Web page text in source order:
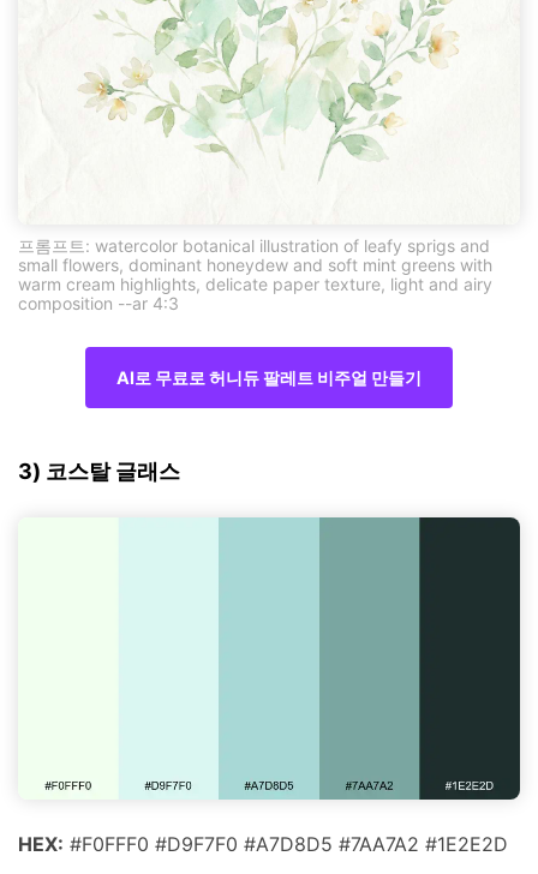
프롬프트: watercolor botanical illustration of leafy sprigs and
small flowers, dominant honeydew and soft mint greens with
warm cream highlights, delicate paper texture, light and airy
composition --ar 4:3
AI로 무료로 허니듀 팔레트 비주얼 만들기
3) 코스탈 글래스
HEX: #F0FFF0 #D9F7F0 #A7D8D5 #7AA7A2 #1E2E2D